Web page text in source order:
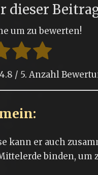
dieser
um zu bewerten!
4.8 / 5. Anzahl
kann er auch
binden, um